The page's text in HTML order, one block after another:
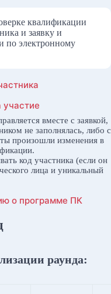
квалификации
и заявку и
по электронному
участие
вместе с заявкой,
не заполнялась, либо с
произошли изменения в
код участника (если он
лица и уникальный
о программе ПК
раунда: